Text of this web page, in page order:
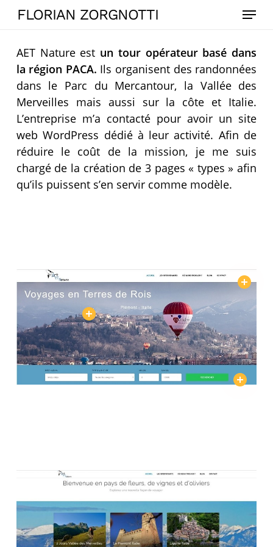
Skip
content
FLORIAN ZORGNOTTI Menu
AET Nature est un tour opérateur basé dans
la région PACA. Ils organisent des randonnées
dans le Parc du Mercantour, la Vallée des
Merveilles mais aussi sur la côte et Italie.
L’entreprise m’a contacté pour avoir un site
web WordPress dédié à leur activité. Afin de
réduire le coût de la mission, je me suis
chargé de la création de 3 pages « types » afin
qu’ils puissent s’en servir comme modèle.